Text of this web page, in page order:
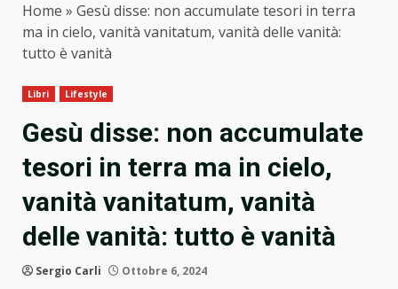
Home » Gesù disse: non accumulate tesori in terra
ma in cielo, vanità vanitatum, vanità delle vanità:
tutto è vanità
Libri Lifestyle
Gesù disse: non accumulate
tesori in terra ma in cielo,
vanità vanitatum, vanità
delle vanità: tutto è vanità
Sergio Carli Ottobre 6, 2024